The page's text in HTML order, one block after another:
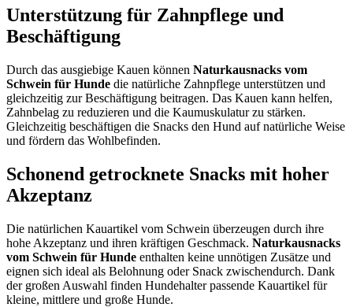
Unterstützung für Zahnpflege und
Beschäftigung
Durch das ausgiebige Kauen können Naturkausnacks vom
Schwein für Hunde die natürliche Zahnpflege unterstützen und
gleichzeitig zur Beschäftigung beitragen. Das Kauen kann helfen,
Zahnbelag zu reduzieren und die Kaumuskulatur zu stärken.
Gleichzeitig beschäftigen die Snacks den Hund auf natürliche Weise
und fördern das Wohlbefinden.
Schonend getrocknete Snacks mit hoher
Akzeptanz
Die natürlichen Kauartikel vom Schwein überzeugen durch ihre
hohe Akzeptanz und ihren kräftigen Geschmack. Naturkausnacks
vom Schwein für Hunde enthalten keine unnötigen Zusätze und
eignen sich ideal als Belohnung oder Snack zwischendurch. Dank
der großen Auswahl finden Hundehalter passende Kauartikel für
kleine, mittlere und große Hunde.